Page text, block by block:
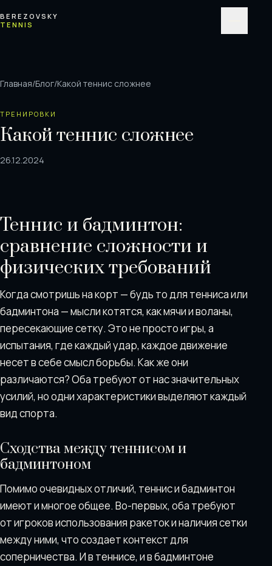
BEREZOVSKY
TENNIS
Главная/Блог/Какой теннис сложнее
ТРЕНИРОВКИ
Какой теннис сложнее
26.12.2024
Теннис и бадминтон:
сравнение сложности и
физических требований
Когда смотришь на корт — будь то для тенниса или
бадминтона — мысли котятся, как мячи и воланы,
пересекающие сетку. Это не просто игры, а
испытания, где каждый удар, каждое движение
несет в себе смысл борьбы. Как же они
различаются? Оба требуют от нас значительных
усилий, но одни характеристики выделяют каждый
вид спорта.
Сходства между теннисом и
бадминтоном
Помимо очевидных отличий, теннис и бадминтон
имеют и многое общее. Во-первых, оба требуют
от игроков использования ракеток и наличия сетки
между ними, что создает контекст для
соперничества. И в теннисе, и в бадминтоне